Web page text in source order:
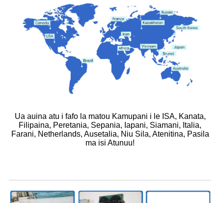
Ua auina atu i fafo la matou Kamupani i le ISA, Kanata,
Filipaina, Peretania, Sepania, Iapani, Siamani, Italia,
Farani, Netherlands, Ausetalia, Niu Sila, Atenitina, Pasila
ma isi Atunuu!